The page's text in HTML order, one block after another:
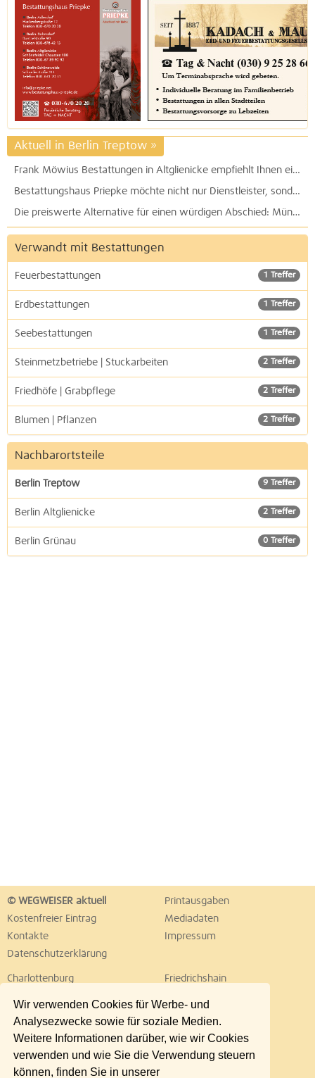
Wir verwenden Cookies für Werbe- und
Analysezwecke sowie für soziale Medien.
Weitere Informationen darüber, wie wir Cookies
verwenden und wie Sie die Verwendung steuern
können, finden Sie in unserer
Aktuell in Berlin Treptow »
Frank Möwius Bestattungen in Altglienicke empfiehlt Ihnen eine ausführliche und persönliche Beratung
Bestattungshaus Priepke möchte nicht nur Dienstleister, sondern auch Begleiter und Berater sein
Die preiswerte Alternative für einen würdigen Abschied: Münzel-Bestattungen GmbH in der Baumschulenstraße in Johannisthal
Verwandt mit Bestattungen
1 Treffer
Feuerbestattungen
1 Treffer
Erdbestattungen
1 Treffer
Seebestattungen
2 Treffer
Steinmetzbetriebe | Stuckarbeiten
2 Treffer
Friedhöfe | Grabpflege
2 Treffer
Blumen | Pflanzen
Nachbarortsteile
9 Treffer
Berlin Treptow
2 Treffer
Berlin Altglienicke
0 Treffer
Berlin Grünau
© WEGWEISER aktuell
Printausgaben
Kostenfreier Eintrag
Mediadaten
Kontakte
Impressum
Datenschutzerklärung
Charlottenburg
Friedrichshain
Lichtenberg
Marzahn
Neukölln
Pankow